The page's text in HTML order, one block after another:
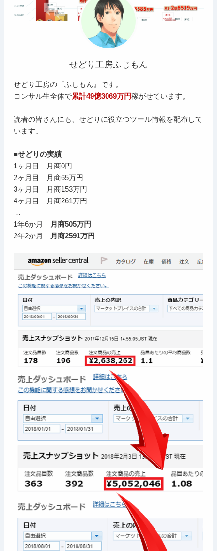
せどり工房ふじもん
せどり工房の『ふじもん』です。
コンサル生全体で累計49億3069万円稼がせています。
読者の皆さんにも、せどりに役立つツール情報を配布して
います。
■せどりの実績
1ヶ月目 月商0円
2ヶ月目 月商65万円
3ヶ月目 月商153万円
4ヶ月目 月商261万円
…
1年6か月
月商505万円
2年2か月
月商2591万円